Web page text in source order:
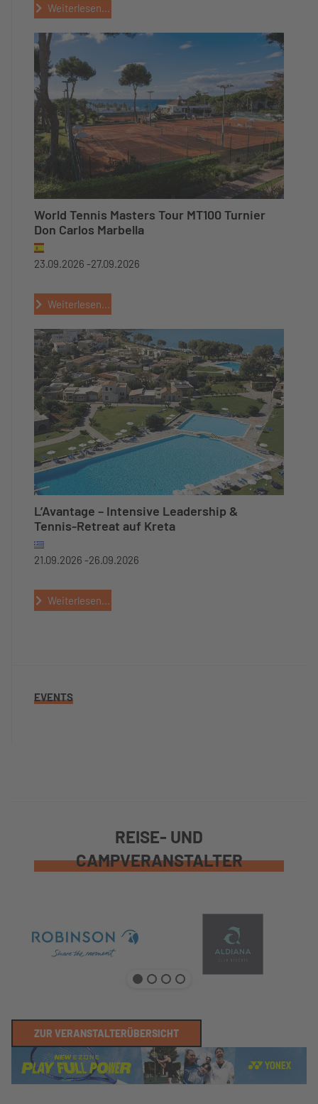
Weiterlesen...
World Tennis Masters Tour MT100 Turnier
Don Carlos Marbella
23.09.2026 -27.09.2026
Weiterlesen...
L’Avantage – Intensive Leadership &
Tennis-Retreat auf Kreta
21.09.2026 -26.09.2026
Weiterlesen...
EVENTS
REISE- UND
CAMPVERANSTALTER
ZUR VERANSTALTERÜBERSICHT